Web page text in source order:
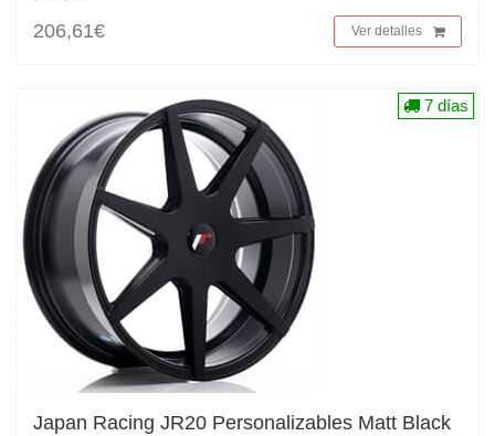
206,61€
Ver detalles
Japan Racing JR20 Personalizables Matt Black
7 días